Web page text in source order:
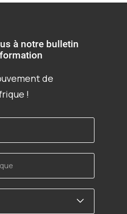
à notre bulletin
de
!